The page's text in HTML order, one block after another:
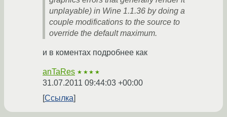
unplayable) in Wine 1.1.36 by doing a
couple modifications to the source to
override the default maximum.
и в коментах подробнее как
anTaRes ★★★★
31.07.2011 09:44:03 +00:00
Ссылка